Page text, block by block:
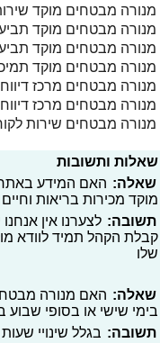
שאלות ותשובות
שאלה: האם המידע
מוקד מכירות בריאות
תשובה: לצערנו אין
קבלת הקהל תמיד לוודא
שלו
שאלה: האם מנורה
בימי שישי או בסופי שבוע
תשובה: בגלל שינויי